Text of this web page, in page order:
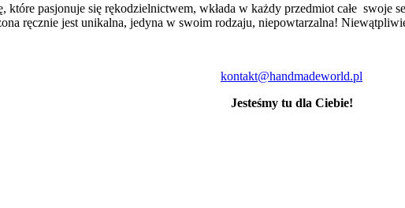
pasjonuje się rękodzielnictwem, wkłada w każdy przedmiot całe swoje
ręcznie jest unikalna, jedyna w swoim rodzaju, niepowtarzalna!
kontakt@handmadeworld.pl
Jesteśmy tu dla Ciebie!